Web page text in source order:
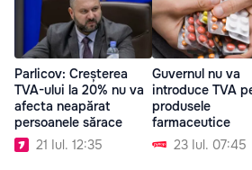
Parlicov: Creșterea
TVA-ului la 20% nu va
afecta neapărat
persoanele sărace
21 Iul. 12:35
Guvernul nu va
introduce TVA
produsele
farmaceutice
23 Iul. 07:45